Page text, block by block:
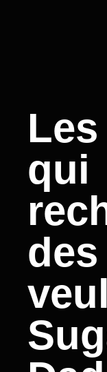
qui